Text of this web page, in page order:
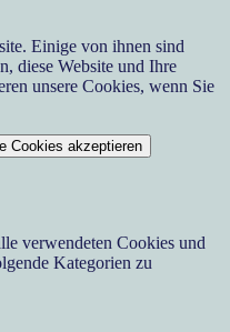
Einige von ihnen sind
diese Website und Ihre
unsere Cookies, wenn Sie
Cookies akzeptieren
verwendeten Cookies und
Kategorien zu